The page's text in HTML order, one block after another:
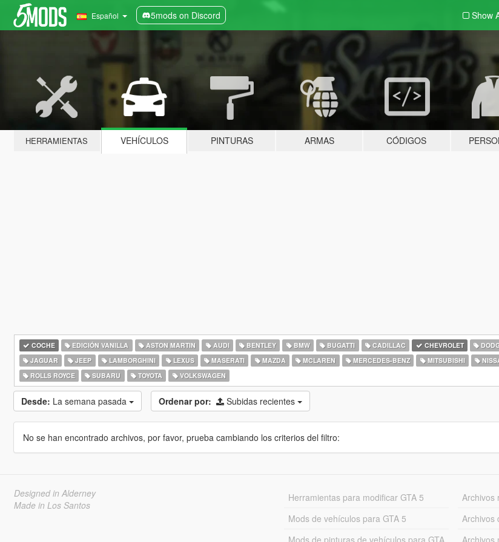
Español 5mods on Discord Show
HERRAMIENTAS VEHÍCULOS PINTURAS ARMAS CÓDIGOS
COCHE EDICIÓN VANILLA ASTON MARTIN AUDI BENTLEY BMW BUGATTI CADILLAC CHEVROLET
JAGUAR
JEEP LAMBORGHINI LEXUS MASERATI MAZDA MCLAREN MERCEDES-BENZ MITSUBISHI
ROLLS ROYCE
SUBARU TOYOTA VOLKSWAGEN
Desde: La semana pasada Ordenar por: Subidas recientes
No se han encontrado archivos, por favor, prueba cambiando los criterios del filtro:
Designed in Alderney
Made in Los Santos
Herramientas para modificar GTA 5
Mods de vehículos para GTA 5
Mods de pinturas de vehículos para GTA
Archivos
Archivos
Archivos